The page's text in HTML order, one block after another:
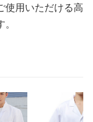
使用いただける高